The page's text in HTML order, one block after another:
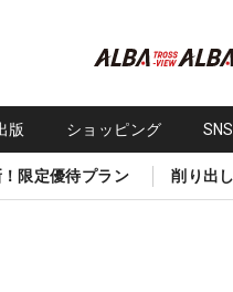
版 ショッピング
限定優待プラン 削り出